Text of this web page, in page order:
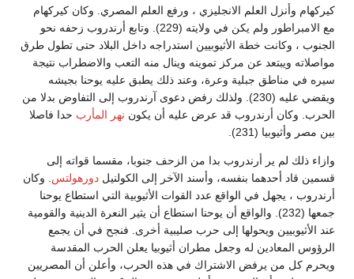
كيركهام وأنزل العلم الانجليزي ، ورفع العلم المصري. وكان كيركهام
مع الامبراطور ولم يكن في ولايته (229). وتابع أرندروب زحفه نحو
الجنوب ، وكانت خطة الأثيوبيين استدراجه داخل البلاد حتى تطول طرق
مواصلاته ويبتعد عن مركز تموينه وينال منه التعب والاضطراب نتيجة
سيره في مناطق جبلية وعرة، وعند ذلك يطبق عليه يوحنا بجيشه
ويقضي عليه (230). ولذلك رفض دعوى آرندروب إلى التفاوض بدلا من
الحرب. وكان أرندروب قد عرض عليه أن يكون نهر المأرب حدا فاصلا
بين مصر وأثيوبيا (231).
وازاء ذلك لم ير أرندروب بدا من الزحف جنوبا، مقسما قواته إلى
قسمين قاد أحدهما بنفسه، وأسند الآخر إلى الكولنيل دورهولتس . وكان
أرندروب ، يجهل في الواقع عدد القوات الأثيوبية التي استطاع يوحنا
جمعها (232). والواقع أن يوحنا استطاع أن يثير النعرة الدينية والقومية
عند الأثيوبيين ويحولها إلى حرب صليبية أخرى. فنجح في أن يجمع
الرؤوس المعادين له وجعل مطران أثيوبيا يعلن الحرب المقدسة
ويحرم كل من يرفض الاشتراك في هذه الحرب، وأعلن أن المصريين